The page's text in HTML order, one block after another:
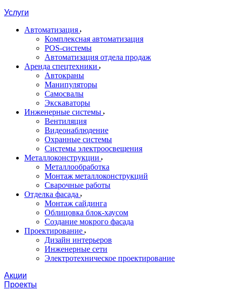
Услуги
Автоматизация
Комплексная автоматизация
POS-системы
Автоматизация отдела продаж
Аренда спецтехники
Автокраны
Манипуляторы
Самосвалы
Экскаваторы
Инженерные системы
Вентиляция
Видеонаблюдение
Охранные системы
Системы электроосвещения
Металлоконструкции
Металлообработка
Монтаж металлоконструкций
Сварочные работы
Отделка фасада
Монтаж сайдинга
Облицовка блок-хаусом
Создание мокрого фасада
Проектирование
Дизайн интерьеров
Инженерные сети
Электротехническое проектирование
Акции
Проекты